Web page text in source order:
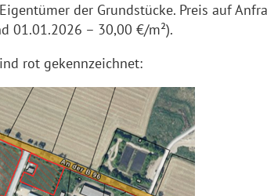
der Grundstücke. Preis auf
01.01.2026 – 30,00 €/m²).
rot gekennzeichnet: